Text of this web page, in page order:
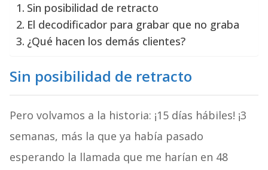
Sin posibilidad de retracto
El decodificador para grabar que no graba
¿Qué hacen los demás clientes?
Sin posibilidad de retracto
Pero volvamos a la historia: ¡15 días hábiles! ¡3
semanas, más la que ya había pasado
esperando la llamada que me harían en 48